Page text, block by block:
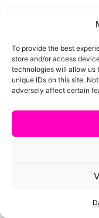
To provide the best
store and/or access
technologies will allow us
unique IDs on this site.
adversely affect certain
Die
Details finden Sie hier:
https://
um,https://
https://de-
Weitere
https://
Das Unternehmen
Übereinkommen